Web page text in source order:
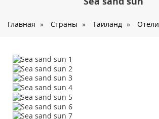
Страны
Туристам
Корпоративное обслуживание
Новости
Главная » Страны » Таиланд » Отели